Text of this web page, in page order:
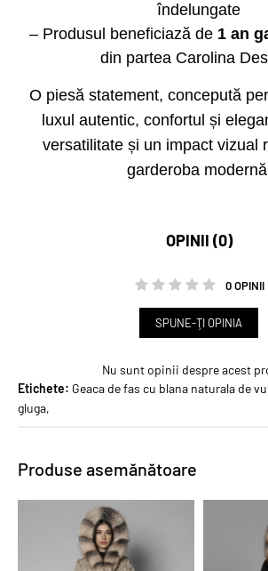
îndelungate
– Produsul beneficiază de 1 an
din partea Carolina
O piesă statement, concepută
luxul autentic, confortul și
versatilitate și un impact vizual
garderoba
OPINII (0)
0 OPINII
SPUNE-ŢI OPINIA
Nu sunt opinii despre acest
Etichete: Geaca de fas cu blana naturala de
gluga,
Produse asemănătoare